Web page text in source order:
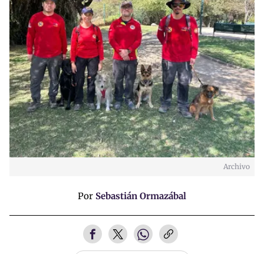
Archivo
Por Sebastián Ormazábal